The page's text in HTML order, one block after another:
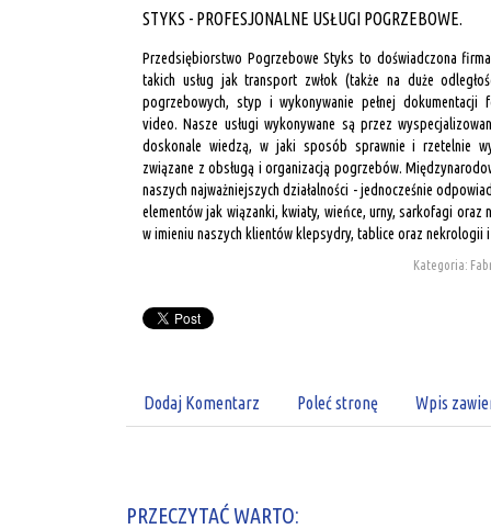
STYKS - PROFESJONALNE USŁUGI POGRZEBOWE.
Przedsiębiorstwo Pogrzebowe Styks to doświadczona
takich usług jak transport zwłok (także na duże
pogrzebowych, styp i wykonywanie pełnej dokumentacji
video. Nasze usługi wykonywane są przez
doskonale wiedzą, w jaki sposób sprawnie i rzetelnie
związane z obsługą i organizacją pogrzebów.
naszych najważniejszych działalności - jednocześnie
elementów jak wiązanki, kwiaty, wieńce, urny, sarkofagi oraz
w imieniu naszych klientów klepsydry, tablice oraz nekrologii
Kategoria:
Dodaj Komentarz Poleć stronę Wpis
PRZECZYTAĆ WARTO: